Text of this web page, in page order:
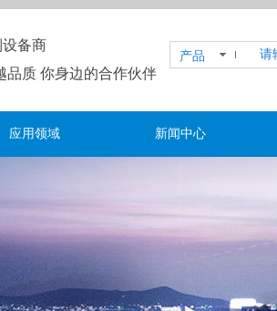
备商
品质 你身边的合作伙伴
产品
应用领域 新闻中心